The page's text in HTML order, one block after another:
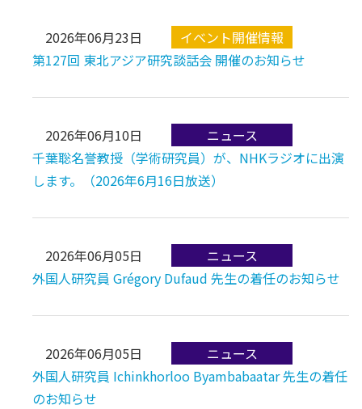
2026年06月23日
第127回 東北アジア研究談話会 開催のお知らせ
2026年06月10日
千葉聡名誉教授（学術研究員）が、NHKラジオに出演
します。（2026年6月16日放送）
2026年06月05日
外国人研究員 Grégory Dufaud 先生の着任のお知らせ
2026年06月05日
外国人研究員 Ichinkhorloo Byambabaatar 先生の着任
のお知らせ